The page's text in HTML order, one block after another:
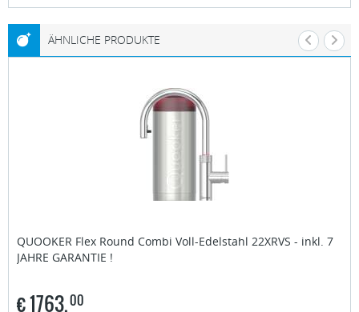
ÄHNLICHE PRODUKTE
QUOOKER Flex Round Combi Voll-Edelstahl 22XRVS - inkl. 7
JAHRE GARANTIE !
€1763,00